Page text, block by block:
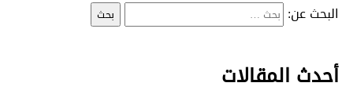
البحث عن:
أحدث المقالات